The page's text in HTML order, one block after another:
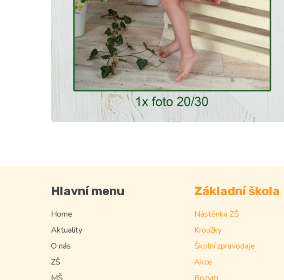
Hlavní menu
Home
Aktuality
O nás
ZŠ
Základní škola
Nástěnka ZŠ
Kroužky
Školní zpravodaje
Akce